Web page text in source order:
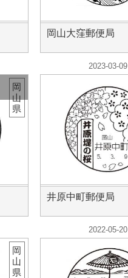
岡山大窪郵便局
岡
山
県
2023-03-09
井原中町郵便局
岡
山
県
2022-05-20